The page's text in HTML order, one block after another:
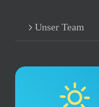
Unser Team